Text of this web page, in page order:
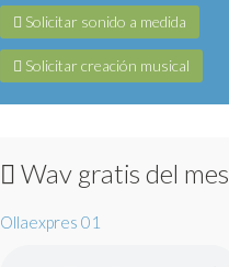
Solicitar sonido a medida
Solicitar creación musical
Wav gratis del mes
Ollaexpres 01